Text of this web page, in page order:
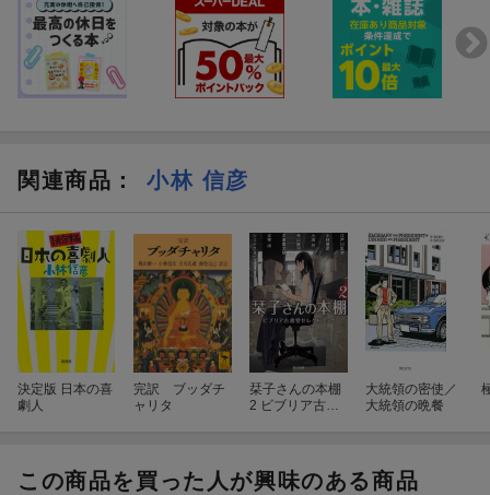
関連商品 ： 小林 信彦
決定版 日本の喜
劇人
完訳 ブッダチ
ャリタ
栞子さんの本棚
2 ビブリア古書
大統領の密使／
大統領の晩餐
この商品を買った人が興味のある商品